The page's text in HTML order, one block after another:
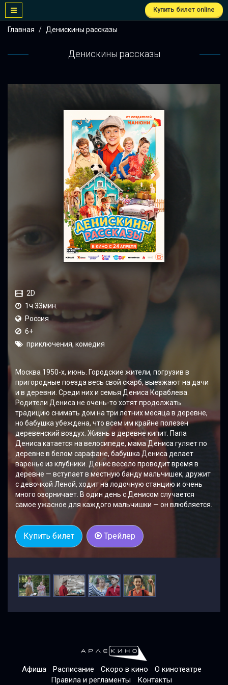
Купить билет online
Главная Денискины рассказы
Денискины рассказы
2D
1ч.33мин.
Россия
6+
приключения, комедия
Москва 1950-х, июнь. Городские жители, погрузив в
пригородные поезда весь свой скарб, выезжают на дачи
и в деревни. Среди них и семья Дениса Кораблева.
Родители Дениса не очень-то хотят продолжать
традицию снимать дом на три летних месяца в деревне,
но бабушка убеждена, что всем им крайне полезен
деревенский воздух. Жизнь в деревне кипит. Папа
Дениса катается на велосипеде, мама Дениса гуляет по
деревне в белом сарафане, бабушка Дениса делает
варенье из клубники. Денис весело проводит время в
деревне — вступает в местную банду мальчишек, дружит
с девочкой Леной, ходит на лодочную станцию и очень
много озорничает. В один день с Денисом случается
самое ужасное для каждого мальчишки — он влюбляется.
Купить билет Трейлер
Афиша Расписание Скоро в кино
О кинотеатре
Правила и регламенты
Контакты